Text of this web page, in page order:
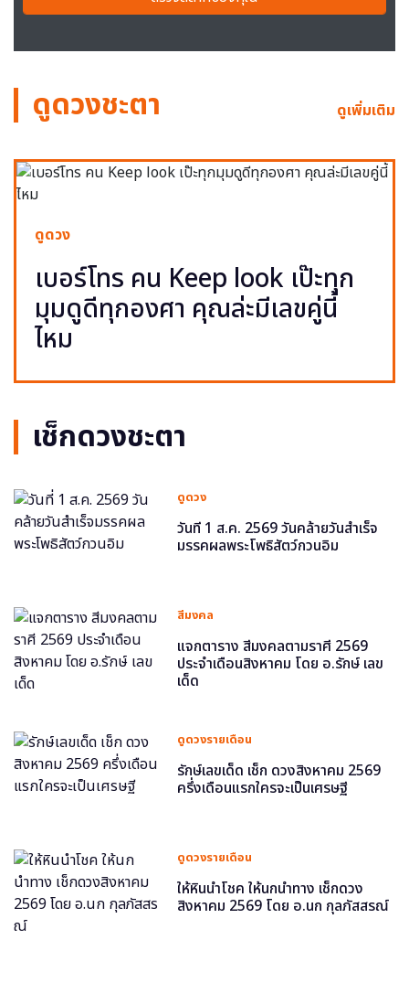
ดูดวงชะตา ดูเพิ่มเติม
ดูดวง
เบอร์โทร คน Keep look เป๊ะทุก
มุมดูดีทุกองศา คุณล่ะมีเลขคู่นี้
ไหม
เช็กดวงชะตา
ดูดวง
วันที่ 1 ส.ค. 2569 วันคล้ายวันสำเร็จ
มรรคผลพระโพธิสัตว์กวนอิม
สีมงคล
แจกตาราง สีมงคลตามราศี 2569
ประจำเดือนสิงหาคม โดย อ.รักษ์ เลข
เด็ด
ดูดวงรายเดือน
รักษ์เลขเด็ด เช็ก ดวงสิงหาคม 2569
ครึ่งเดือนแรกใครจะเป็นเศรษฐี
ดูดวงรายเดือน
ให้หินนำโชค ให้นกนำทาง เช็กดวง
สิงหาคม 2569 โดย อ.นก กุลภัสสรณ์